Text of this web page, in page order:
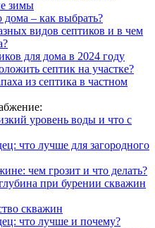
зимы
дома – как выбрать?
видов септиков и в чем
для дома в 2024 году
септик на участке?
из септика в частном
уровень воды и что с
что лучше для загородного
чем грозит и что делать?
при бурении скважин
скважин
что лучше и почему?